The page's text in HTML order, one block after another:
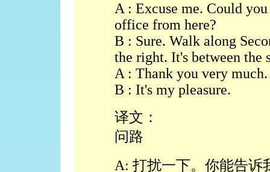
A : Excuse me. Could
office from here?
B : Sure. Walk along
the right. It's between the
A : Thank you very much.
B : It's my pleasure.
译文：
问路
A: 打扰一下。你能告诉